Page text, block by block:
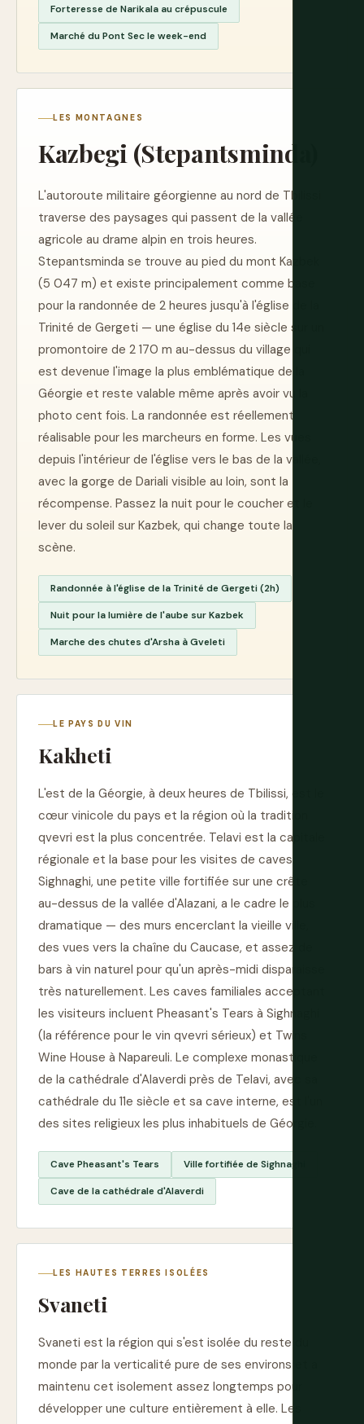
Forteresse de Narikala au crépuscule
Marché du Pont Sec le week-end
LES MONTAGNES
Kazbegi (Stepantsminda)
L'autoroute militaire géorgienne au nord de Tbilissi
traverse des paysages qui passent de la vallée
agricole au drame alpin en trois heures.
Stepantsminda se trouve au pied du mont Kazbek
(5 047 m) et existe principalement comme base
pour la randonnée de 2 heures jusqu'à l'église de la
Trinité de Gergeti — une église du 14e siècle sur un
promontoire de 2 170 m au-dessus du village qui
est devenue l'image la plus emblématique de la
Géorgie et reste valable même après avoir vu la
photo cent fois. La randonnée est réellement
réalisable pour les marcheurs en forme. Les vues
depuis l'intérieur de l'église vers le bas de la vallée,
avec la gorge de Dariali visible au loin, sont la
récompense. Passez la nuit pour le coucher et le
lever du soleil sur Kazbek, qui change toute la
scène.
Randonnée à l'église de la Trinité de Gergeti (2h)
Nuit pour la lumière de l'aube sur Kazbek
Marche des chutes d'Arsha à Gveleti
LE PAYS DU VIN
Kakheti
L'est de la Géorgie, à deux heures de Tbilissi, est le
cœur vinicole du pays et la région où la tradition
qvevri est la plus concentrée. Telavi est la capitale
régionale et la base pour les visites de caves.
Sighnaghi, une petite ville fortifiée sur une crête
au-dessus de la vallée d'Alazani, a le cadre le plus
dramatique — des murs encerclant la vieille ville,
des vues vers la chaîne du Caucase, et assez de
bars à vin naturel pour qu'un après-midi disparaisse
très naturellement. Les caves familiales acceptant
les visiteurs incluent Pheasant's Tears à Sighnaghi
(la référence pour le vin qvevri sérieux) et Twins
Wine House à Napareuli. Le complexe monastique
de la cathédrale d'Alaverdi près de Telavi, avec sa
cathédrale du 11e siècle et sa cave interne, est l'un
des sites religieux les plus inhabituels de Géorgie.
Cave Pheasant's Tears Ville fortifiée de Sighnaghi
Cave de la cathédrale d'Alaverdi
LES HAUTES TERRES ISOLÉES
Svaneti
Svaneti est la région qui s'est isolée du reste du
monde par la verticalité pure de ses environs et a
maintenu cet isolement assez longtemps pour
développer une culture entièrement à elle. Les